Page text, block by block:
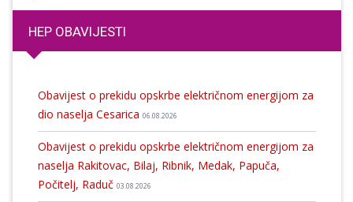
HEP OBAVIJESTI
Obavijest o prekidu opskrbe električnom energijom za
dio naselja Cesarica 06.08.2026
Obavijest o prekidu opskrbe električnom energijom za
naselja Rakitovac, Bilaj, Ribnik, Medak, Papuča,
Počitelj, Raduč 03.08.2026